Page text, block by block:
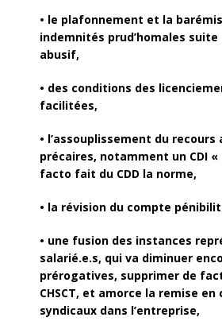
• le plafonnement et la
indemnités prud’homales
abusif,
• des conditions des
facilitées,
• l’assouplissement du
précaires, notamment un CDI
facto fait du CDD la norme,
• la révision du compte
• une fusion des instances
salarié.e.s, qui va diminuer
prérogatives, supprimer de
CHSCT, et amorce la remise
syndicaux dans l’entreprise,